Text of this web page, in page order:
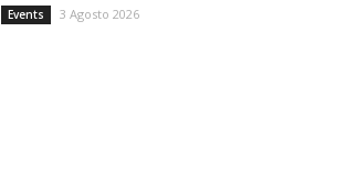
Events 3 Agosto 2026